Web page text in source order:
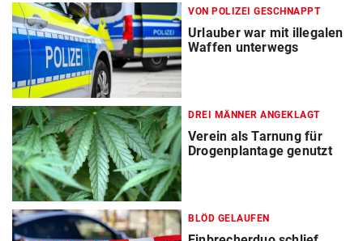
VON POLIZEI GESCHNAPPT
Urlauber war mit illegalen
Waffen unterwegs
DREI MÄNNER ANGEKLAGT
Verein als Tarnung für
Drogenplantage genutzt
BLÖD GELAUFEN